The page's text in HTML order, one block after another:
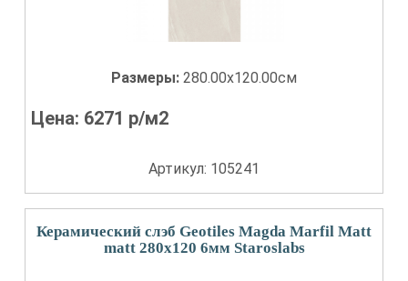
Размеры: 280.00x120.00см
Цена: 6271 р/м2
Артикул: 105241
Керамический слэб Geotiles Magda Marfil Matt
matt 280x120 6мм Staroslabs